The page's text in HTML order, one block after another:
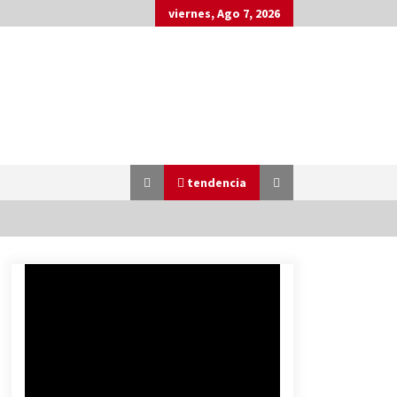
viernes, Ago 7, 2026
tendencia